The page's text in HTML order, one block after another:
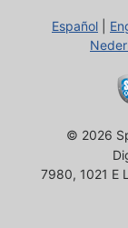
Español
© 2026
7980, 1021 E